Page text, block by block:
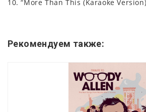
10. “More Than This (Karaoke
Рекомендуем также: